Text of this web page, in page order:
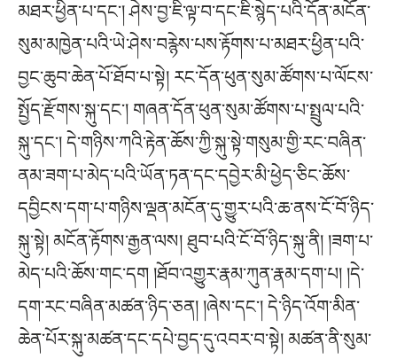
མཐར་ཕྱིན་པ་དང་། ཤེས་བྱ་ཇི་ལྟ་བ་དང་ཇི་སྙེད་པའི་དོན་མངོན་
སུམ་མཁྱེན་པའི་ཡེ་ཤེས་བརྙེས་པས་རྟོགས་པ་མཐར་ཕྱིན་པའི་
བྱང་ཆུབ་ཆེན་པོ་ཐོབ་པ་སྟེ། རང་དོན་ཕུན་སུམ་ཚོགས་པ་ལོངས་
སྤྱོད་རྫོགས་སྐུ་དང་། གཞན་དོན་ཕུན་སུམ་ཚོགས་པ་སྤྲུལ་པའི་
སྐུ་དང་། དེ་གཉིས་ཀའི་རྟེན་ཆོས་ཀྱི་སྐུ་སྟེ་གསུམ་གྱི་རང་བཞིན་
ནམ་ཟག་པ་མེད་པའི་ཡོན་ཏན་དང་དབྱེར་མི་ཕྱེད་ཅིང་ཆོས་
དབྱིངས་དག་པ་གཉིས་ལྡན་མངོན་དུ་གྱུར་པའི་ཆ་ནས་ངོ་བོ་ཉིད་
སྐུ་སྟེ། མངོན་རྟོགས་རྒྱན་ལས། ཐུབ་པའི་ངོ་བོ་ཉིད་སྐུ་ནི། །ཟག་པ་
མེད་པའི་ཆོས་གང་དག །ཐོབ་འགྱུར་རྣམ་ཀུན་རྣམ་དག་པ། །དེ་
དག་རང་བཞིན་མཚན་ཉིད་ཅན། །ཞེས་དང་། དེ་ཉིད་འོག་མིན་
ཆེན་པོར་སྐུ་མཚན་དང་དཔེ་བྱད་དུ་འབར་བ་སྟེ། མཚན་ནི་སུམ་